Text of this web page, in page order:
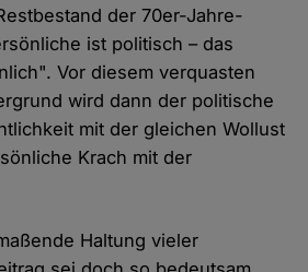
der 70er-Jahre-
ist politisch – das
Vor diesem verquasten
wird dann der politische
mit der gleichen Wollust
Krach mit der
Haltung vieler